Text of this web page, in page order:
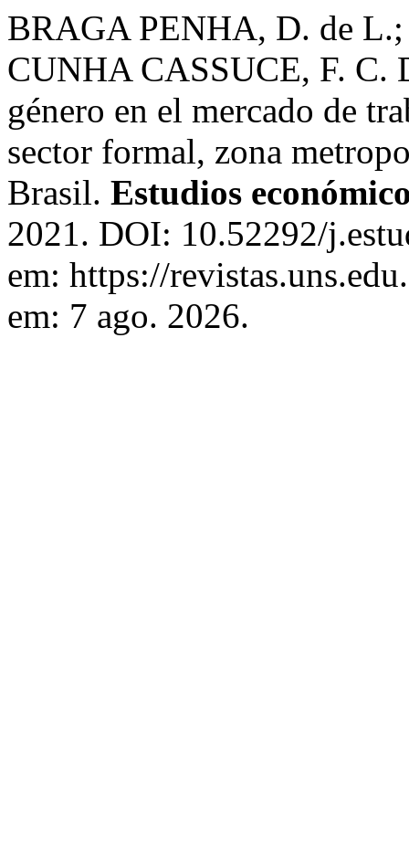
BRAGA PENHA, D. de
CUNHA CASSUCE, F. C.
género en el mercado de
sector formal, zona
Brasil. Estudios
2021. DOI: 10.52292/
em: https://
em: 7 ago. 2026.